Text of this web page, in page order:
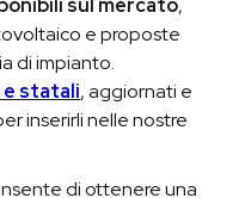
sul mercato,
e proposte
di impianto.
statali, aggiornati e
inserirli nelle nostre
di ottenere una